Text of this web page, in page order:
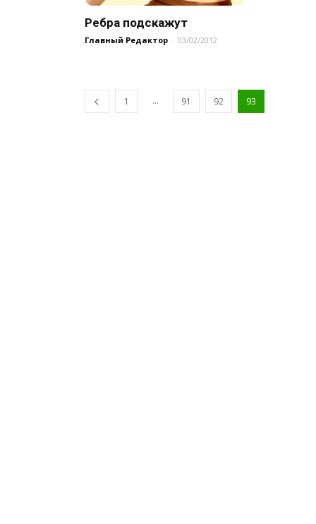
Ребра подскажут
Главный Редактор - 03/02/2012
1 ... 91 92 93